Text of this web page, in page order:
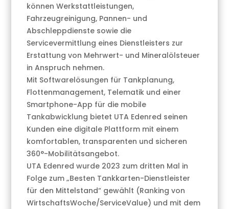
können Werkstattleistungen,
Fahrzeugreinigung, Pannen- und
Abschleppdienste sowie die
Servicevermittlung eines Dienstleisters zur
Erstattung von Mehrwert- und Mineralölsteuer
in Anspruch nehmen.
Mit Softwarelösungen für Tankplanung,
Flottenmanagement, Telematik und einer
Smartphone-App für die mobile
Tankabwicklung bietet UTA Edenred seinen
Kunden eine digitale Plattform mit einem
komfortablen, transparenten und sicheren
360°-Mobilitätsangebot.
UTA Edenred wurde 2023 zum dritten Mal in
Folge zum „Besten Tankkarten-Dienstleister
für den Mittelstand“ gewählt (Ranking von
WirtschaftsWoche/ServiceValue) und mit dem